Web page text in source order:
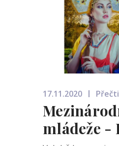
17.11.2020
mládeže -